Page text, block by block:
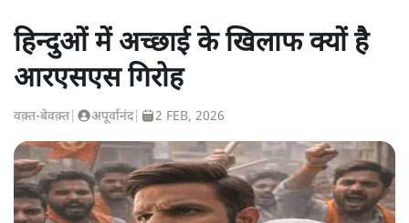
हिन्दुओं में अच्छाई के खिलाफ क्यों है
आरएसएस गिरोह
वक़्त-बेवक़्त अपूर्वानंद| 2 FEB, 2026